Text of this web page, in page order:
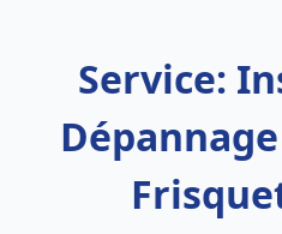
Service: